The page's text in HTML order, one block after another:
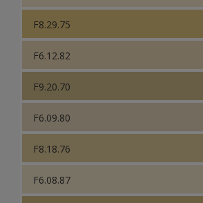
F8.29.75
F6.12.82
F9.20.70
F6.09.80
F8.18.76
F6.08.87